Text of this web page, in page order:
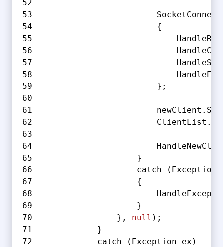
                        {
                        };
                    }
catch (Exception
                    {
                    }
                },
null );
            }
            catch (Exception ex)